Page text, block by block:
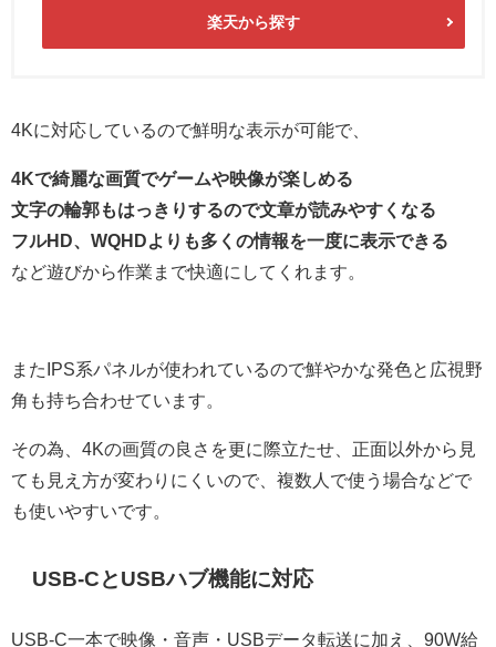
楽天から探す
4Kに対応しているので鮮明な表示が可能で、
4Kで綺麗な画質でゲームや映像が楽しめる
文字の輪郭もはっきりするので文章が読みやすくなる
フルHD、WQHDよりも多くの情報を一度に表示できる
など遊びから作業まで快適にしてくれます。
またIPS系パネルが使われているので鮮やかな発色と広視野
角も持ち合わせています。
その為、4Kの画質の良さを更に際立たせ、正面以外から見
ても見え方が変わりにくいので、複数人で使う場合などで
も使いやすいです。
USB-CとUSBハブ機能に対応
USB-C一本で映像・音声・USBデータ転送に加え、90W給